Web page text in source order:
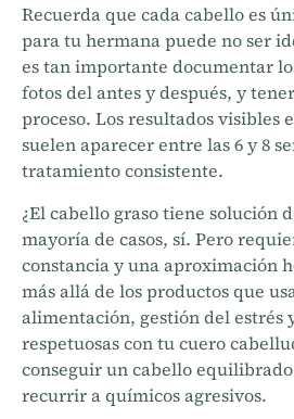
Recuerda que cada cabello es
para tu hermana puede no ser
es tan importante documentar
fotos del antes y después, y
proceso. Los resultados visibles
suelen aparecer entre las 6 y 8
tratamiento consistente.
¿El cabello graso tiene solución
mayoría de casos, sí. Pero
constancia y una aproximación
más allá de los productos que
alimentación, gestión del estrés
respetuosas con tu cuero
conseguir un cabello
recurrir a químicos agresivos.